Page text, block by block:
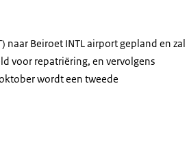
naar Beiroet INTL airport gepland en zal
voor repatriëring, en vervolgens
wordt een tweede